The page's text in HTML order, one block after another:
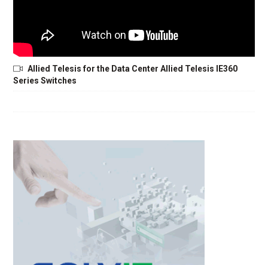
Allied Telesis for the Data Center Allied Telesis IE360
Series Switches